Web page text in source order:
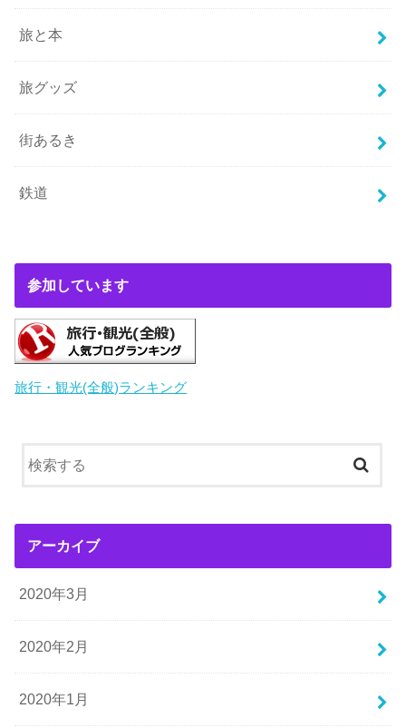
旅と本
旅グッズ
街あるき
鉄道
参加しています
旅行・観光(全般)ランキング
アーカイブ
2020年3月
2020年2月
2020年1月